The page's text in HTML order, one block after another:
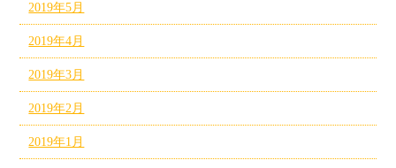
2019年5月
2019年4月
2019年3月
2019年2月
2019年1月